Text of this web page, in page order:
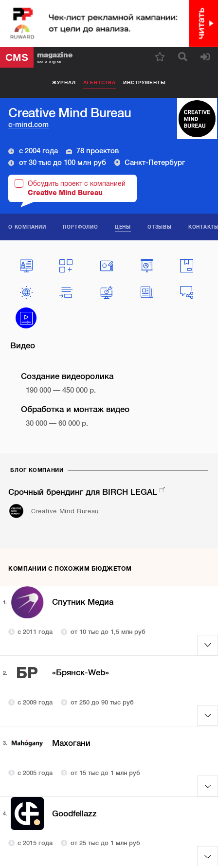
CMS magazine
Все о digital
ЖУРНАЛ АГЕНТСТВА ИНСТРУМЕНТЫ
Creative Mind Bureau
c-mind.com
с 2004 года
78 проектов
от 30 тыс до 100 млн руб
Санкт-Петербург
Обсудить проект с компанией
Creative Mind Bureau
О КОМПАНИИ ПОРТФОЛИО ЦЕНЫ ОТЗЫВЫ
Видео
Создание видеоролика
190 000 — 450 000 р.
Обработка и монтаж видео
30 000 — 60 000 р.
БЛОГ КОМПАНИИ
Срочный брендинг для BIRCH LEGAL
Creative Mind Bureau
КОМПАНИИ С ПОХОЖИМ БЮДЖЕТОМ
1. Спутник Медиа
с 2011 года от 10 тыс до 1,5 млн руб
2. БР «Брянск-Web»
с 2009 года от 250 до 90 тыс руб
3. Махогани
с 2005 года от 15 тыс до 1 млн руб
4. Goodfellazz
с 2015 года от 25 тыс до 1 млн руб